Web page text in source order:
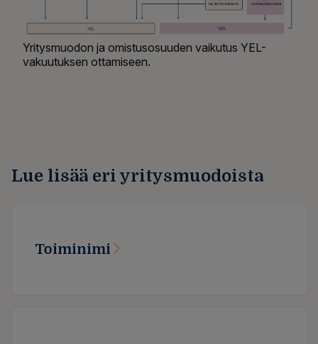
Yritysmuodon ja omistusosuuden vaikutus YEL-
vakuutuksen ottamiseen.
Lue lisää eri yritysmuodoista
Toiminimi